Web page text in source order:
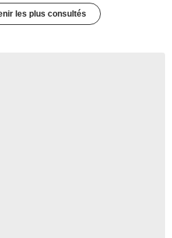
les plus consultés